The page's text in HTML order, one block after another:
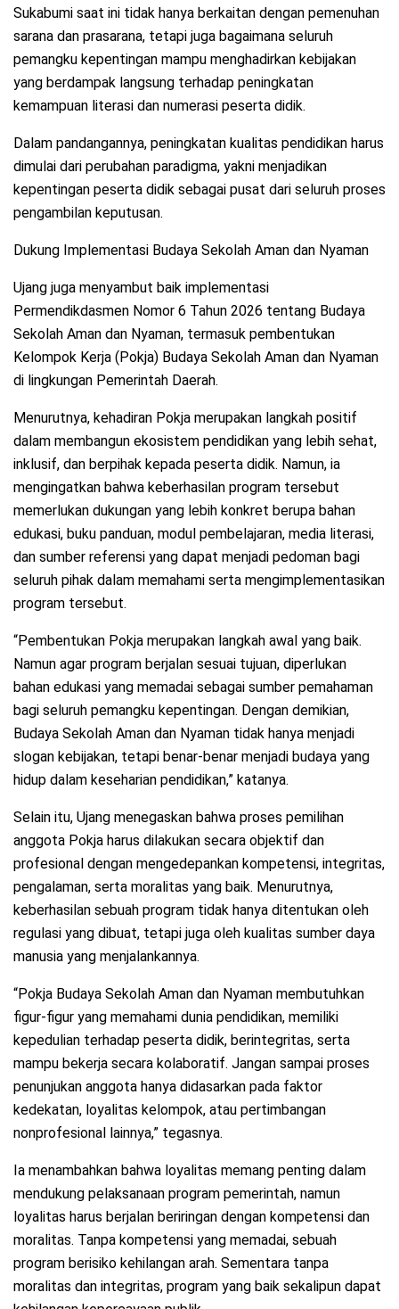
Sukabumi saat ini tidak hanya berkaitan dengan pemenuhan
sarana dan prasarana, tetapi juga bagaimana seluruh
pemangku kepentingan mampu menghadirkan kebijakan
yang berdampak langsung terhadap peningkatan
kemampuan literasi dan numerasi peserta didik.
Dalam pandangannya, peningkatan kualitas pendidikan harus
dimulai dari perubahan paradigma, yakni menjadikan
kepentingan peserta didik sebagai pusat dari seluruh proses
pengambilan keputusan.
Dukung Implementasi Budaya Sekolah Aman dan Nyaman
Ujang juga menyambut baik implementasi
Permendikdasmen Nomor 6 Tahun 2026 tentang Budaya
Sekolah Aman dan Nyaman, termasuk pembentukan
Kelompok Kerja (Pokja) Budaya Sekolah Aman dan Nyaman
di lingkungan Pemerintah Daerah.
Menurutnya, kehadiran Pokja merupakan langkah positif
dalam membangun ekosistem pendidikan yang lebih sehat,
inklusif, dan berpihak kepada peserta didik. Namun, ia
mengingatkan bahwa keberhasilan program tersebut
memerlukan dukungan yang lebih konkret berupa bahan
edukasi, buku panduan, modul pembelajaran, media literasi,
dan sumber referensi yang dapat menjadi pedoman bagi
seluruh pihak dalam memahami serta mengimplementasikan
program tersebut.
“Pembentukan Pokja merupakan langkah awal yang baik.
Namun agar program berjalan sesuai tujuan, diperlukan
bahan edukasi yang memadai sebagai sumber pemahaman
bagi seluruh pemangku kepentingan. Dengan demikian,
Budaya Sekolah Aman dan Nyaman tidak hanya menjadi
slogan kebijakan, tetapi benar-benar menjadi budaya yang
hidup dalam keseharian pendidikan,” katanya.
Selain itu, Ujang menegaskan bahwa proses pemilihan
anggota Pokja harus dilakukan secara objektif dan
profesional dengan mengedepankan kompetensi, integritas,
pengalaman, serta moralitas yang baik. Menurutnya,
keberhasilan sebuah program tidak hanya ditentukan oleh
regulasi yang dibuat, tetapi juga oleh kualitas sumber daya
manusia yang menjalankannya.
“Pokja Budaya Sekolah Aman dan Nyaman membutuhkan
figur-figur yang memahami dunia pendidikan, memiliki
kepedulian terhadap peserta didik, berintegritas, serta
mampu bekerja secara kolaboratif. Jangan sampai proses
penunjukan anggota hanya didasarkan pada faktor
kedekatan, loyalitas kelompok, atau pertimbangan
nonprofesional lainnya,” tegasnya.
Ia menambahkan bahwa loyalitas memang penting dalam
mendukung pelaksanaan program pemerintah, namun
loyalitas harus berjalan beriringan dengan kompetensi dan
moralitas. Tanpa kompetensi yang memadai, sebuah
program berisiko kehilangan arah. Sementara tanpa
moralitas dan integritas, program yang baik sekalipun dapat